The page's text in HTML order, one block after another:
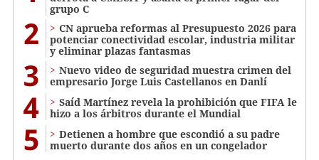
grupo C
2
CN aprueba reformas al Presupuesto 2026 para
potenciar conectividad escolar, industria militar
y eliminar plazas fantasmas
3
Nuevo video de seguridad muestra crimen del
empresario Jorge Luis Castellanos en Danlí
4
Saíd Martínez revela la prohibición que FIFA le
hizo a los árbitros durante el Mundial
5
Detienen a hombre que escondió a su padre
muerto durante dos años en un congelador